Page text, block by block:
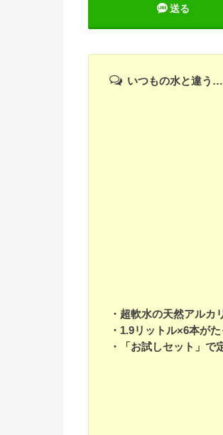
送る
いつもの水と違う…
・超軟水の天然アルカ
・1.9リットル×6本が
・「お試しセット」で